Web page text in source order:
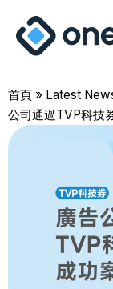
首頁 » Latest
公司通過TVP科技